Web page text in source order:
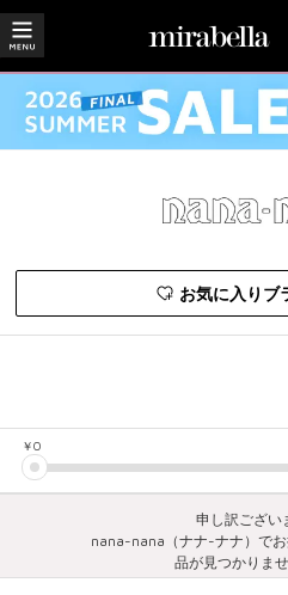
お気に入りブ
￥0
申し訳ござい
nana-nana（ナナ-ナナ）で
品が見つかりませ